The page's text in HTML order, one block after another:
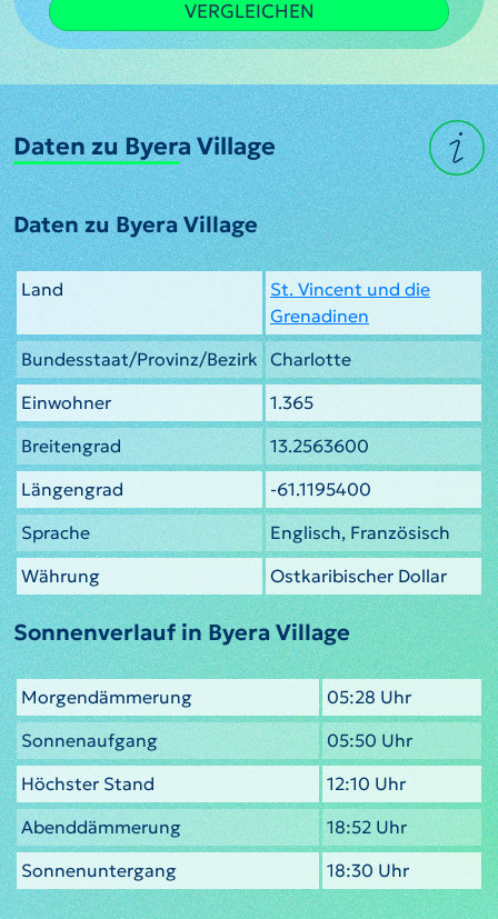
VERGLEICHEN
Daten zu Byera Village
Daten zu Byera Village
Land
St. Vincent und die
Grenadinen
Bundesstaat/Provinz/Bezirk Charlotte
Einwohner
1.365
Breitengrad
13.2563600
Längengrad
-61.1195400
Sprache
Englisch, Französisch
Währung
Ostkaribischer Dollar
Sonnenverlauf in Byera Village
Morgendämmerung
05:28 Uhr
Sonnenaufgang
05:50 Uhr
Höchster Stand
12:10 Uhr
Abenddämmerung
18:52 Uhr
Sonnenuntergang
18:30 Uhr